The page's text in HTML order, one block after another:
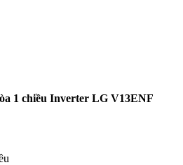
1 chiều Inverter LG V13ENF